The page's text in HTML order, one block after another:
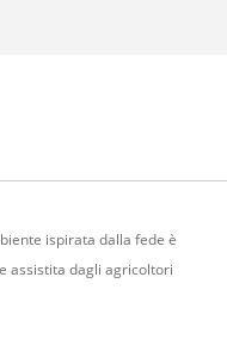
ispirata dalla fede è
assistita dagli agricoltori